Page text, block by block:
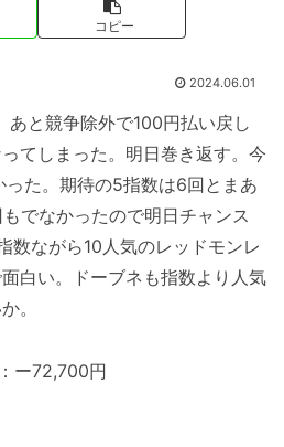
コピー
2024.06.01
あと競争除外で100円払い戻し
てしまった。明日巻き返す。今
った。期待の5指数は6回とまあ
でなかったので明日チャンス
数ながら10人気のレッドモンレ
白い。ドーブネも指数より人気
。
ー72,700円